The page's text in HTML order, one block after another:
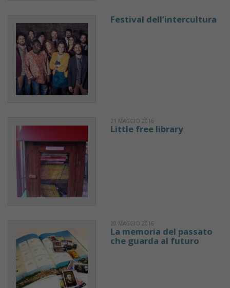
Festival dell’intercultura
21 MAGGIO 2016
Little free library
20 MAGGIO 2016
La memoria del passato
che guarda al futuro